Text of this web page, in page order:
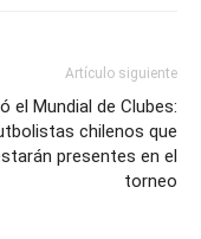
Artículo siguiente
el Mundial de Clubes:
chilenos que
presentes en el
torneo